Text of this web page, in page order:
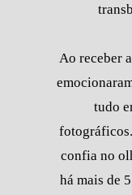
Ao receber
tudo
confia no
há mais de